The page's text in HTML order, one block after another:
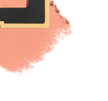
交換できる
ゼント